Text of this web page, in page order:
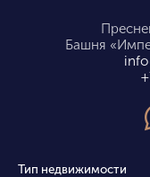
Башня
Тип недвижимости